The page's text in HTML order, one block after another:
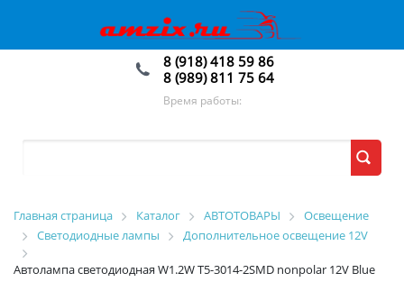
8 (918) 418 59 86
8 (989) 811 75 64
Время работы:
Главная страница Каталог АВТОТОВАРЫ
Освещение
Светодиодные лампы
Дополнительное освещение 12V
Автолампа светодиодная W1.2W T5-3014-2SMD nonpolar 12V Blue